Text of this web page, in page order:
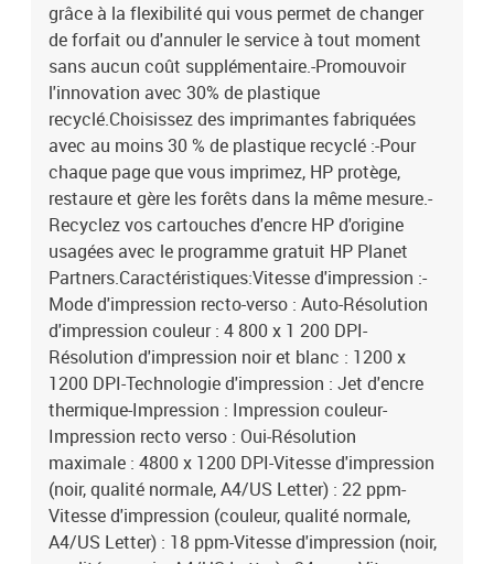
grâce à la flexibilité qui vous permet de changer
de forfait ou d'annuler le service à tout moment
sans aucun coût supplémentaire.-Promouvoir
l'innovation avec 30% de plastique
recyclé.Choisissez des imprimantes fabriquées
avec au moins 30 % de plastique recyclé :-Pour
chaque page que vous imprimez, HP protège,
restaure et gère les forêts dans la même mesure.-
Recyclez vos cartouches d'encre HP d'origine
usagées avec le programme gratuit HP Planet
Partners.Caractéristiques:Vitesse d'impression :-
Mode d'impression recto-verso : Auto-Résolution
d'impression couleur : 4 800 x 1 200 DPI-
Résolution d'impression noir et blanc : 1200 x
1200 DPI-Technologie d'impression : Jet d'encre
thermique-Impression : Impression couleur-
Impression recto verso : Oui-Résolution
maximale : 4800 x 1200 DPI-Vitesse d'impression
(noir, qualité normale, A4/US Letter) : 22 ppm-
Vitesse d'impression (couleur, qualité normale,
A4/US Letter) : 18 ppm-Vitesse d'impression (noir,